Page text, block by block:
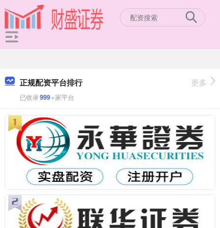
正规配资平台排行
已收录999+家平台
更多